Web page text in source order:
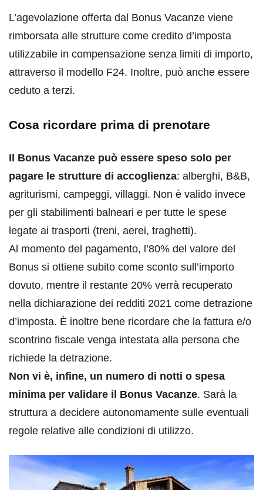
L’agevolazione offerta dal Bonus Vacanze viene
rimborsata alle strutture come credito d’imposta
utilizzabile in compensazione senza limiti di importo,
attraverso il modello F24. Inoltre, può anche essere
ceduto a terzi.
Cosa ricordare prima di prenotare
Il Bonus Vacanze può essere speso solo per
pagare le strutture di accoglienza: alberghi, B&B,
agriturismi, campeggi, villaggi. Non è valido invece
per gli stabilimenti balneari e per tutte le spese
legate ai trasporti (treni, aerei, traghetti).
Al momento del pagamento, l’80% del valore del
Bonus si ottiene subito come sconto sull’importo
dovuto, mentre il restante 20% verrà recuperato
nella dichiarazione dei redditi 2021 come detrazione
d’imposta. È inoltre bene ricordare che la fattura e/o
scontrino fiscale venga intestata alla persona che
richiede la detrazione.
Non vi è, infine, un numero di notti o spesa
minima per validare il Bonus Vacanze. Sarà la
struttura a decidere autonomamente sulle eventuali
regole relative alle condizioni di utilizzo.